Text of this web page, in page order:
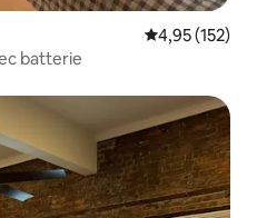
Évaluation
4,95 (152)
batterie